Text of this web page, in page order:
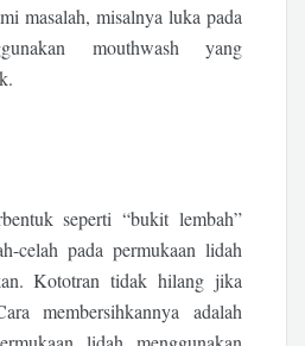
masalah, misalnya luka pada
mouthwash yang
seperti “bukit lembah”
celah pada permukaan lidah
Kototran tidak hilang jika
membersihkannya adalah